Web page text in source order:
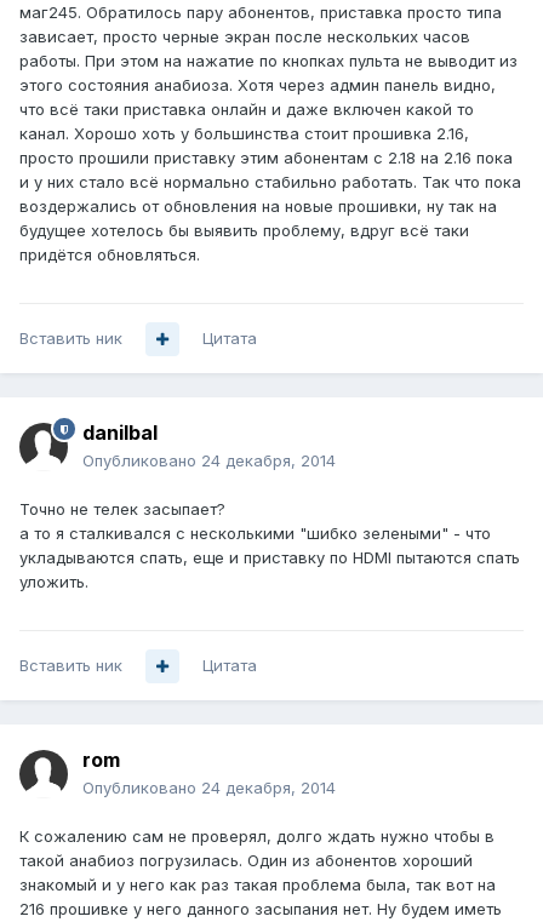
маг245. Обратилось пару абонентов, приставка просто типа
зависает, просто черные экран после нескольких часов
работы. При этом на нажатие по кнопках пульта не выводит из
этого состояния анабиоза. Хотя через админ панель видно,
что всё таки приставка онлайн и даже включен какой то
канал. Хорошо хоть у большинства стоит прошивка 2.16,
просто прошили приставку этим абонентам с 2.18 на 2.16 пока
и у них стало всё нормально стабильно работать. Так что пока
воздержались от обновления на новые прошивки, ну так на
будущее хотелось бы выявить проблему, вдруг всё таки
придётся обновляться.
Вставить ник Цитата
danilbal
Опубликовано 24 декабря, 2014
Точно не телек засыпает?
а то я сталкивался с несколькими "шибко зелеными" - что
укладываются спать, еще и приставку по HDMI пытаются спать
уложить.
Вставить ник Цитата
rom
Опубликовано 24 декабря, 2014
К сожалению сам не проверял, долго ждать нужно чтобы в
такой анабиоз погрузилась. Один из абонентов хороший
знакомый и у него как раз такая проблема была, так вот на
216 прошивке у него данного засыпания нет. Ну будем иметь